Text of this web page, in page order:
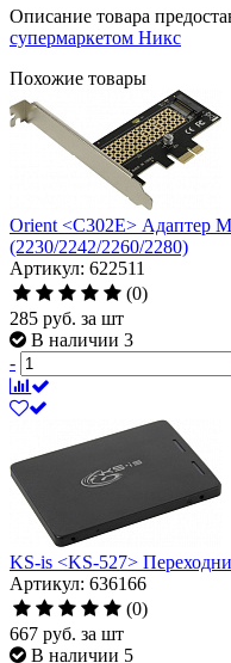
Описание товара
супермаркетом Никс
Похожие товары
Orient <C302E> Адаптер
(2230/2242/2260/2280)
Артикул: 622511
(0)
285 руб. за шт
В наличии 3
-
KS-is <KS-527>
Артикул: 636166
(0)
667 руб. за шт
В наличии 5